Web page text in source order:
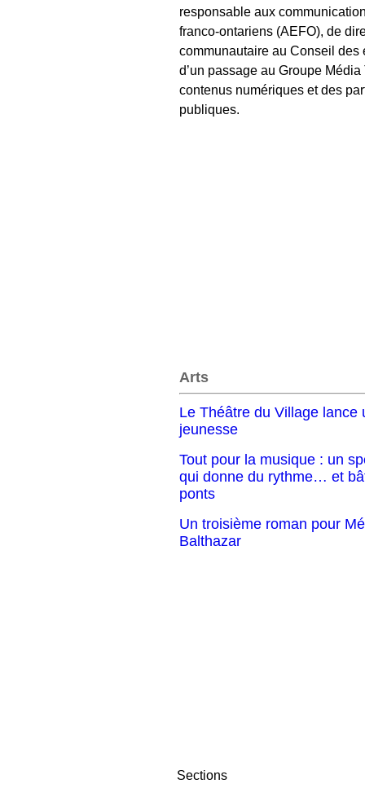
responsable aux
franco-ontariens (AEFO), de
communautaire au Conseil des
d’un passage au Groupe
contenus numériques et des
publiques.
Arts
Le Théâtre du Village lance
jeunesse
Tout pour la musique : un
qui donne du rythme… et
ponts
Un troisième roman pour
Balthazar
Sections